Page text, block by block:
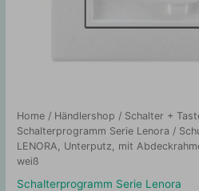
Home / Händlershop / Schalter +
Schalterprogramm Serie Lenora /
LENORA, Unterputz, mit
weiß
Schalterprogramm Serie Lenora